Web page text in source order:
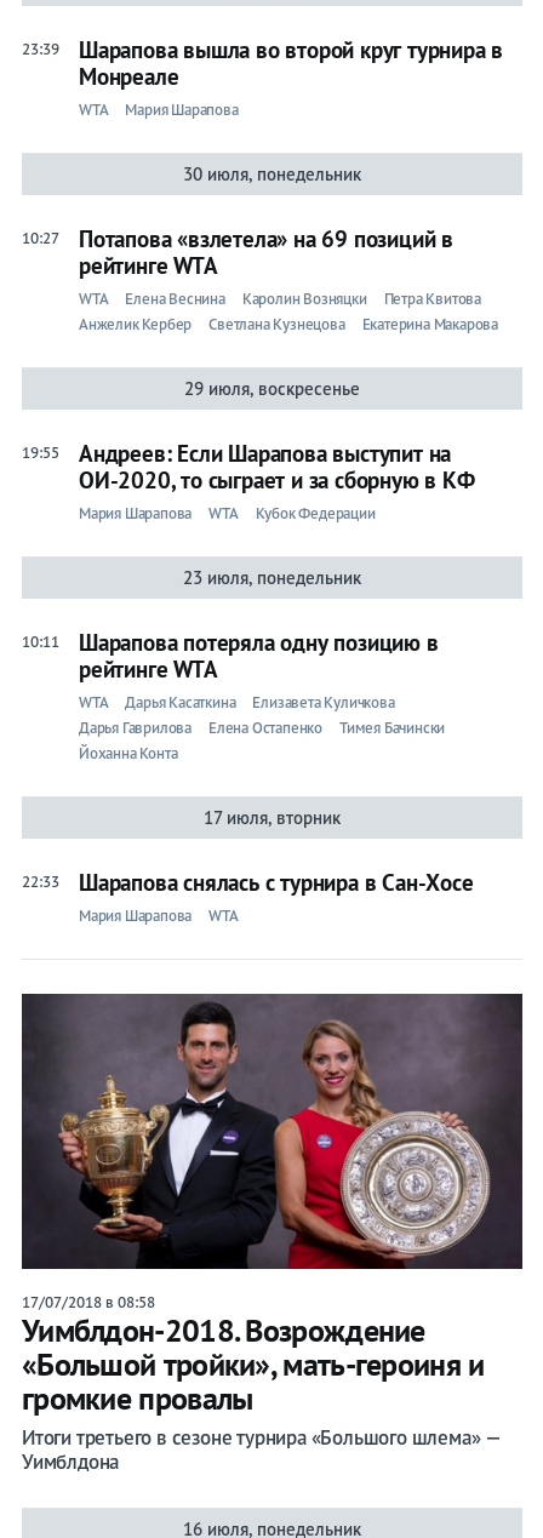
23:39
Шарапова вышла во второй круг турнира в
Монреале
WTA Мария Шарапова
30 июля, понедельник
10:27
Потапова «взлетела» на 69 позиций в
рейтинге WTA
WTA Елена Веснина Каролин Возняцки
Петра Квитова
Анжелик Кербер
Светлана Кузнецова Екатерина Макарова
29 июля, воскресенье
19:55
Андреев: Если Шарапова выступит на
ОИ-2020, то сыграет и за сборную в КФ
Мария Шарапова WTA Кубок Федерации
23 июля, понедельник
10:11
Шарапова потеряла одну позицию в
рейтинге WTA
WTA Дарья Касаткина
Елизавета Куличкова
Дарья Гаврилова
Елена Остапенко
Тимея Бачински
Йоханна Конта
17 июля, вторник
22:33 Шарапова снялась с турнира в Сан-Хосе
Мария Шарапова WTA
17/07/2018 в 08:58
Уимблдон-2018. Возрождение
«Большой тройки», мать-героиня и
громкие провалы
Итоги третьего в сезоне турнира «Большого шлема» —
Уимблдона
16 июля, понедельник